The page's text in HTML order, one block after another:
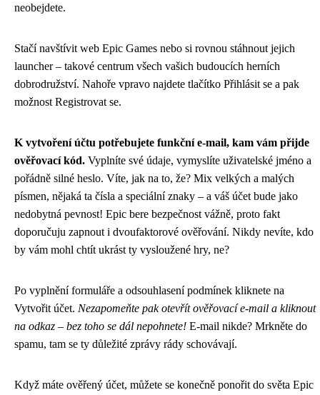
neobejdete.
Stačí navštívit web Epic Games nebo si rovnou stáhnout jejich
launcher – takové centrum všech vašich budoucích herních
dobrodružství. Nahoře vpravo najdete tlačítko Přihlásit se a pak
možnost Registrovat se.
K vytvoření účtu potřebujete funkční e-mail, kam vám přijde
ověřovací kód. Vyplníte své údaje, vymyslíte uživatelské jméno a
pořádně silné heslo. Víte, jak na to, že? Mix velkých a malých
písmen, nějaká ta čísla a speciální znaky – a váš účet bude jako
nedobytná pevnost! Epic bere bezpečnost vážně, proto fakt
doporučuju zapnout i dvoufaktorové ověřování. Nikdy nevíte, kdo
by vám mohl chtít ukrást ty vysloužené hry, ne?
Po vyplnění formuláře a odsouhlasení podmínek kliknete na
Vytvořit účet. Nezapomeňte pak otevřít ověřovací e-mail a kliknout
na odkaz – bez toho se dál nepohnete! E-mail nikde? Mrkněte do
spamu, tam se ty důležité zprávy rády schovávají.
Když máte ověřený účet, můžete se konečně ponořit do světa Epic